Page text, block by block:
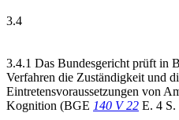
3.4
3.4.1 Das Bundesgericht prüft in
Verfahren die Zuständigkeit und
Eintretensvoraussetzungen von
Kognition (BGE 140 V 22 E. 4